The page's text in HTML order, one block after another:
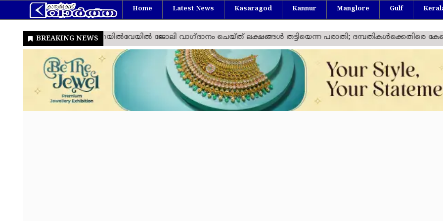
Home Latest News Kasaragod Kannur Manglore Gulf